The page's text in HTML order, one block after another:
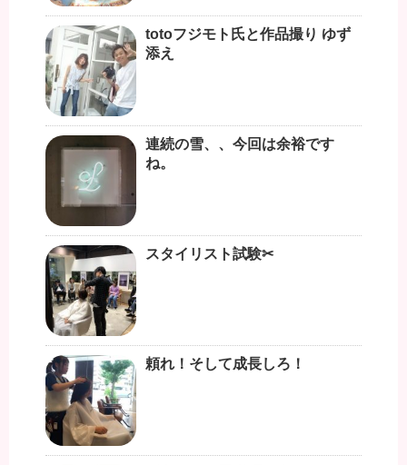
totoフジモト氏と作品撮り ゆず
添え
連続の雪、、今回は余裕です
ね。
スタイリスト試験✂︎
頼れ！そして成長しろ！